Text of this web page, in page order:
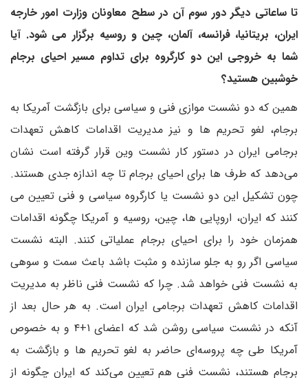
تا ساعاتی دیگر دور سوم آن در سطح معاونان وزارت امور خارجه
ایران، بریتانیا، فرانسه، آلمان، چین و روسیه برگزار می شود. آیا
شما به خروجی این دو کارگروه برای تداوم مسیر احیای برجام
خوشبین هستید؟
همین که دو نشست موازی فنی و سیاسی برای بازگشت آمریکا به
برجام، لغو تحریم ها و نیز مدیریت اقدامات کاهش تعهدات
برجامی ایران در دستور کار نشست وین قرار گرفته است نشان
می‌دهد که طرف ها برای احیای برجام تا چه اندازه جدی هستند.
چون تشکیل این دو نشست یا کارگروه سیاسی و فنی تعیین می
کنند که ایران، اروپایی ها، چین، روسیه و آمریکا چگونه اقدامات
همزمان خود را برای احیای برجام عملیاتی کنند. البته نشست
سیاسی اگر رو به جلو سازنده و مثبت باشد باعث سمت و سوهی
به نشست فنی خواهد شد. چرا که نشست فنی ناظر به مدیریت
اقدامات کاهش تعهدات برجامی ایران است. به هر حال بعد از
آنکه در نشست سیاسی روشن شد که اعضای ۱+۴ و به خصوص
آمریکا طی چه پروسه‌ای حاضر به لغو تحریم ها و بازگشت به
برجام هستند، نشست فنی هم تعیین می‌کند که ایران چگونه از